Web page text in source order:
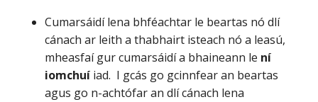
Cumarsáidí lena bhféachtar le beartas nó dlí
cánach ar leith a thabhairt isteach nó a leasú,
mheasfaí gur cumarsáidí a bhaineann le ní
iomchuíiad. I gcás go gcinnfear an beartas
agus go n-achtófar an dlí cánach lena